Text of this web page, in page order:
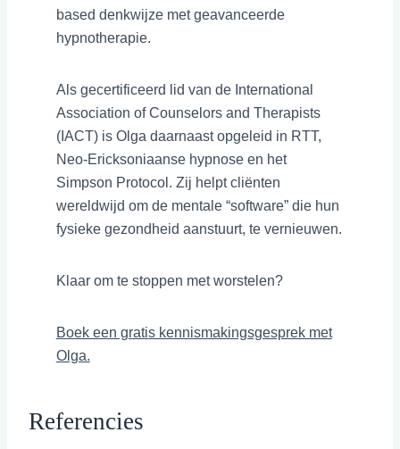
based denkwijze met geavanceerde
hypnotherapie.
Als gecertificeerd lid van de International
Association of Counselors and Therapists
(IACT) is Olga daarnaast opgeleid in RTT,
Neo-Ericksoniaanse hypnose en het
Simpson Protocol. Zij helpt cliënten
wereldwijd om de mentale “software” die hun
fysieke gezondheid aanstuurt, te vernieuwen.
Klaar om te stoppen met worstelen?
Boek een gratis kennismakingsgesprek met
Olga.
Referencies